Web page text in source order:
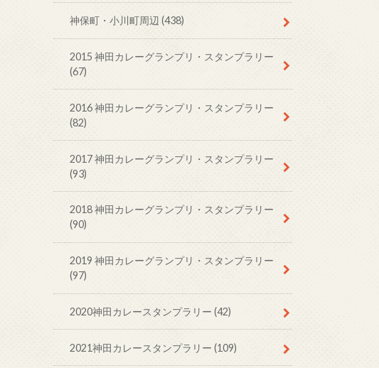
神保町・小川町周辺(438)
2015 神田カレーグランプリ・スタンプラリー
(67)
2016 神田カレーグランプリ・スタンプラリー
(82)
2017 神田カレーグランプリ・スタンプラリー
(93)
2018 神田カレーグランプリ・スタンプラリー
(90)
2019 神田カレーグランプリ・スタンプラリー
(97)
2020神田カレースタンプラリー(42)
2021神田カレースタンプラリー(109)